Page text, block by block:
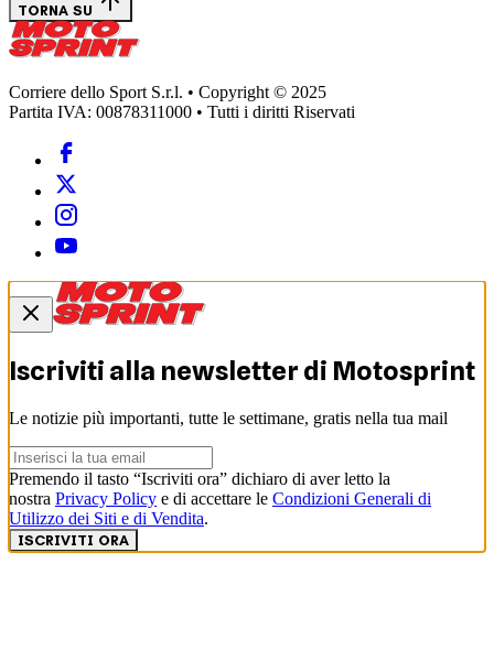
TORNA SU
Corriere dello Sport S.r.l. • Copyright © 2025
Partita IVA: 00878311000 • Tutti i diritti Riservati
Iscriviti alla newsletter di Motosprint
Le notizie più importanti, tutte le settimane, gratis nella tua mail
Premendo il tasto “Iscriviti ora” dichiaro di aver letto la
nostra Privacy Policy e di accettare le Condizioni Generali di
Utilizzo dei Siti e di Vendita.
ISCRIVITI ORA